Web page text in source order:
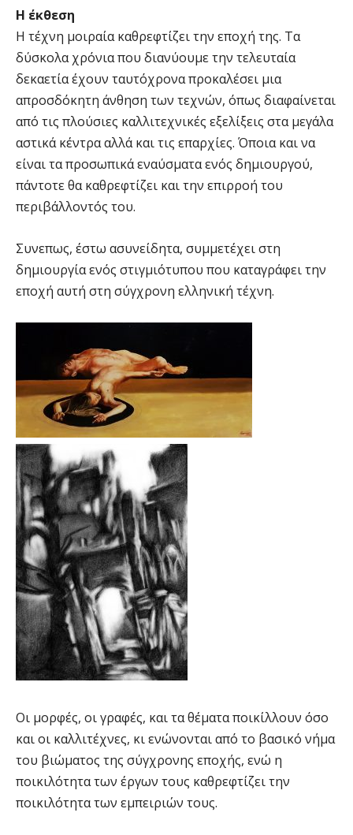
Η έκθεση
Η τέχνη μοιραία καθρεφτίζει την εποχή της. Τα
δύσκολα χρόνια που διανύουμε την τελευταία
δεκαετία έχουν ταυτόχρονα προκαλέσει μια
απροσδόκητη άνθηση των τεχνών, όπως διαφαίνεται
από τις πλούσιες καλλιτεχνικές εξελίξεις στα μεγάλα
αστικά κέντρα αλλά και τις επαρχίες. Όποια και να
είναι τα προσωπικά εναύσματα ενός δημιουργού,
πάντοτε θα καθρεφτίζει και την επιρροή του
περιβάλλοντός του.
Συνεπως, έστω ασυνείδητα, συμμετέχει στη
δημιουργία ενός στιγμιότυπου που καταγράφει την
εποχή αυτή στη σύγχρονη ελληνική τέχνη.
Οι μορφές, οι γραφές, και τα θέματα ποικίλλουν όσο
και οι καλλιτέχνες, κι ενώνονται από το βασικό νήμα
του βιώματος της σύγχρονης εποχής, ενώ η
ποικιλότητα των έργων τους καθρεφτίζει την
ποικιλότητα των εμπειριών τους.